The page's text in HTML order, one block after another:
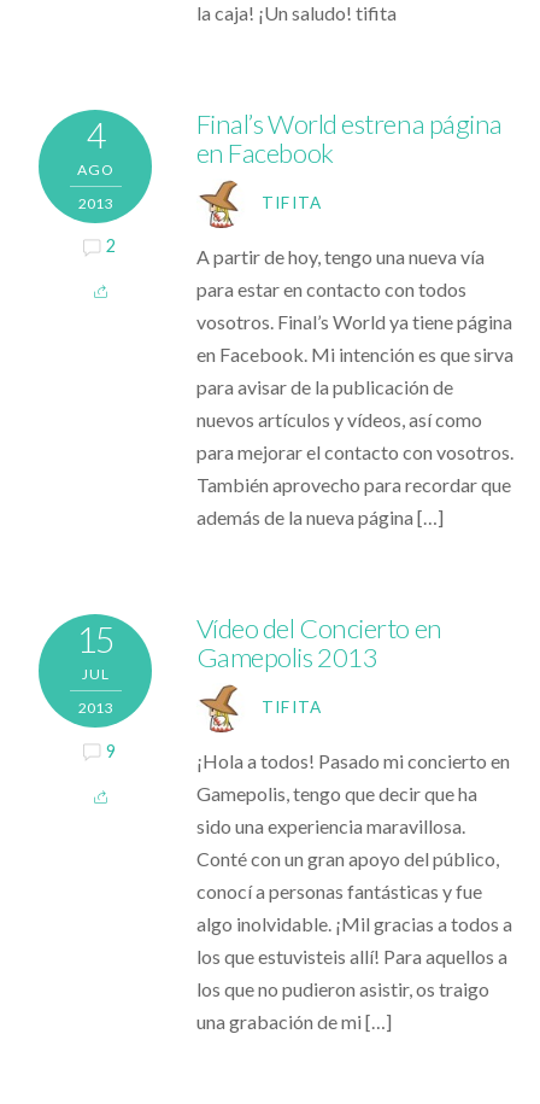
la caja! ¡Un saludo! tifita
4
AGO
2013
2
Final’s World estrena página
en Facebook
TIFITA
A partir de hoy, tengo una nueva vía
para estar en contacto con todos
vosotros. Final’s World ya tiene página
en Facebook. Mi intención es que sirva
para avisar de la publicación de
nuevos artículos y vídeos, así como
para mejorar el contacto con vosotros.
También aprovecho para recordar que
además de la nueva página […]
15
JUL
2013
9
Vídeo del Concierto en
Gamepolis 2013
TIFITA
¡Hola a todos! Pasado mi concierto en
Gamepolis, tengo que decir que ha
sido una experiencia maravillosa.
Conté con un gran apoyo del público,
conocí a personas fantásticas y fue
algo inolvidable. ¡Mil gracias a todos a
los que estuvisteis allí! Para aquellos a
los que no pudieron asistir, os traigo
una grabación de mi […]